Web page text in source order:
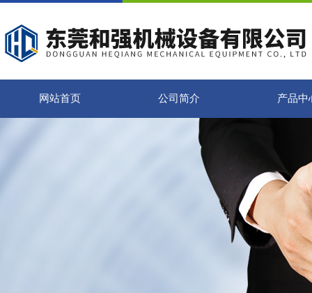
网站首页 公司简介 产品中